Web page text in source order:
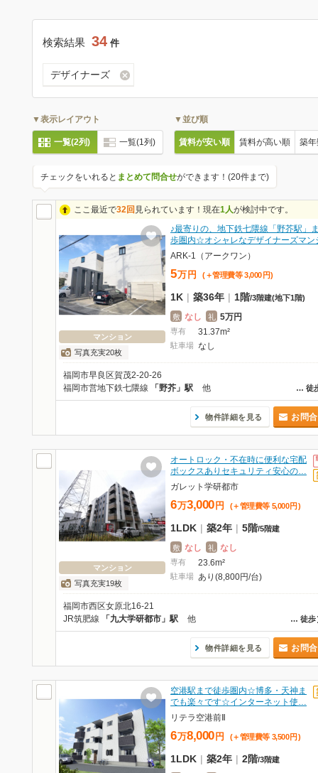
検索結果 34 件
デザイナーズ
▼表示レイアウト
一覧(2列) 一覧(1列)
▼並び順
賃料が安い順 賃料が高い順 築
チェックをいれると まとめて問合せができます！(20件まで)
ここ最近で32回 見られています！現在1人が検討中です。
マンション
写真充実20枚
♪最寄りの、地下鉄七隈線「野芥駅」
歩圏内☆オシャレなデザイナーズマ
ARK-1（アークワン）
5万 円 (＋管理費等 3,000 円)
1K | 築36年 | 1階/3階建(地下1階)
敷 なし 礼 5万円
専有 31.37m²
駐車場 なし
福岡市早良区賀茂2-20-26
… 徒
福岡市営地下鉄七隈線 「野芥」駅 他
物件詳細を見る お問
マンション
写真充実19枚
オートロック・不在時に便利な宅配
ボックスありセキュリティ安心の…
ガレット学研都市
6万3,000 円 (＋管理費等 5,000 円 )
1LDK | 築2年 | 5階/5階建
敷 なし 礼 なし
専有 23.6m²
駐車場 あり(8,800円/台)
福岡市西区女原北16-21
… 徒歩
JR筑肥線 「九大学研都市」駅 他
物件詳細を見る お問
空港駅まで徒歩圏内☆博多・天神ま
でも楽々です☆インターネット使…
リテラ空港前Ⅱ
6万8,000 円 (＋管理費等 3,500 円 )
1LDK | 築2年 | 2階/3階建